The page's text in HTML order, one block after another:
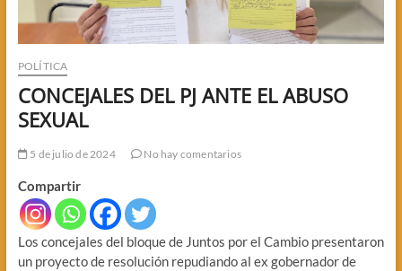
POLÍTICA
CONCEJALES DEL PJ ANTE EL ABUSO
SEXUAL
5 de julio de 2024 No hay comentarios
Compartir
Los concejales del bloque de Juntos por el Cambio presentaron
un proyecto de resolución repudiando al ex gobernador de